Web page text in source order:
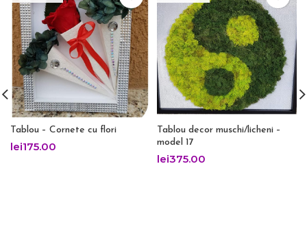
Tablou – Cornete cu flori
lei175.00
Tablou decor muschi/licheni –
model 17
lei375.00